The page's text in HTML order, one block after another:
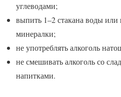
углеводами;
выпить 1–2 стакана воды или
минералки;
не употреблять алкоголь
не смешивать алкоголь со
напитками.